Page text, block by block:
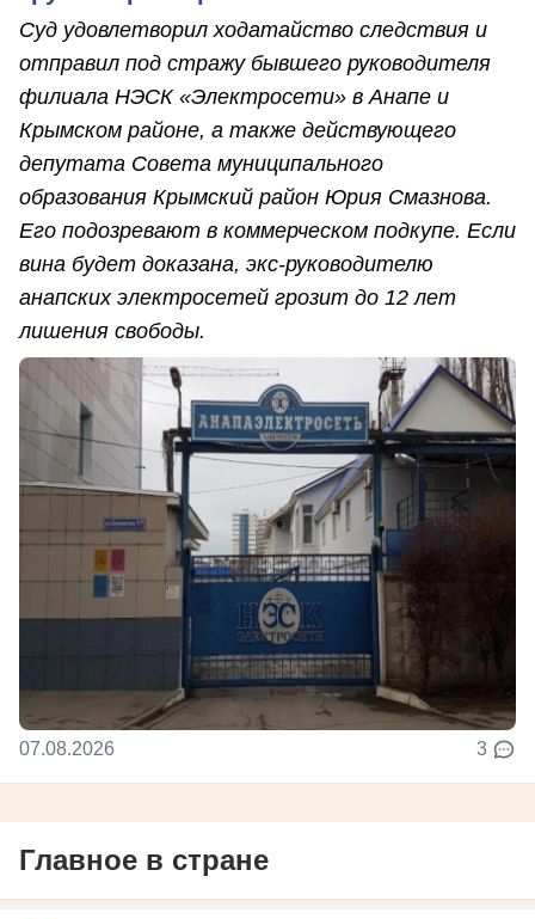
Суд удовлетворил ходатайство следствия и
отправил под стражу бывшего руководителя
филиала НЭСК «Электросети» в Анапе и
Крымском районе, а также действующего
депутата Совета муниципального
образования Крымский район Юрия Смазнова.
Его подозревают в коммерческом подкупе. Если
вина будет доказана, экс-руководителю
анапских электросетей грозит до 12 лет
лишения свободы.
07.08.2026 3
Главное в стране